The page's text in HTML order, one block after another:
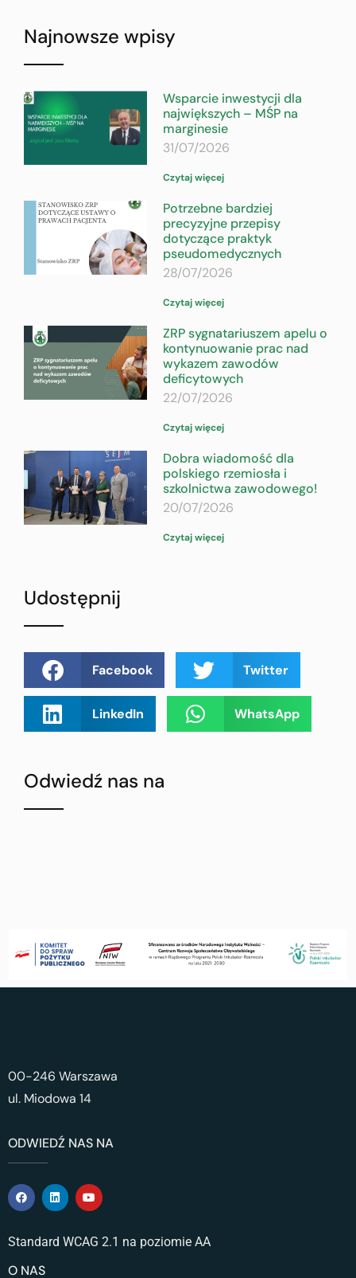
Najnowsze wpisy
Wsparcie inwestycji dla
największych – MŚP na
marginesie
31/07/2026
Czytaj więcej
Potrzebne bardziej
precyzyjne przepisy
dotyczące praktyk
pseudomedycznych
28/07/2026
Czytaj więcej
ZRP sygnatariuszem apelu o
kontynuowanie prac nad
wykazem zawodów
deficytowych
22/07/2026
Czytaj więcej
Dobra wiadomość dla
polskiego rzemiosła i
szkolnictwa zawodowego!
20/07/2026
Czytaj więcej
Udostępnij
Facebook Twitter
LinkedIn WhatsApp
Odwiedź nas na
00-246 Warszawa
ul. Miodowa 14
ODWIEDŹ NAS NA
Standard WCAG 2.1 na poziomie AA
O NAS